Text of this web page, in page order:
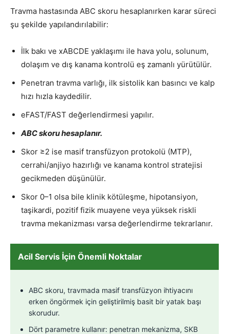
Travma hastasında ABC skoru hesaplanırken karar süreci
şu şekilde yapılandırılabilir:
İlk bakı ve xABCDE yaklaşımı ile hava yolu, solunum,
dolaşım ve dış kanama kontrolü eş zamanlı yürütülür.
Penetran travma varlığı, ilk sistolik kan basıncı ve kalp
hızı hızla kaydedilir.
eFAST/FAST değerlendirmesi yapılır.
ABC skoru hesaplanır.
Skor ≥2 ise masif transfüzyon protokolü (MTP),
cerrahi/anjiyo hazırlığı ve kanama kontrol stratejisi
gecikmeden düşünülür.
Skor 0–1 olsa bile klinik kötüleşme, hipotansiyon,
taşikardi, pozitif fizik muayene veya yüksek riskli
travma mekanizması varsa değerlendirme tekrarlanır.
Acil Servis İçin Önemli Noktalar
ABC skoru, travmada masif transfüzyon ihtiyacını
erken öngörmek için geliştirilmiş basit bir yatak başı
skorudur.
Dört parametre kullanır: penetran mekanizma, SKB